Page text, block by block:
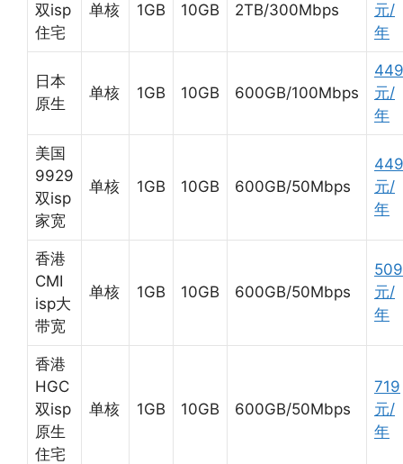
双isp
住宅
单核 1GB 10GB 2TB/300Mbps
元/
年
日本
原生
单核 1GB 10GB 600GB/100Mbps
449
元/
年
美国
9929
双isp
家宽
单核 1GB 10GB 600GB/50Mbps
449
元/
年
香港
CMI
isp大
带宽
单核 1GB 10GB 600GB/50Mbps
509
元/
年
香港
HGC
双isp
原生
住宅
单核 1GB 10GB 600GB/50Mbps
719
元/
年